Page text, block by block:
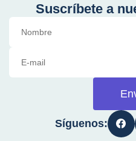
Suscríbete a
Síguenos: